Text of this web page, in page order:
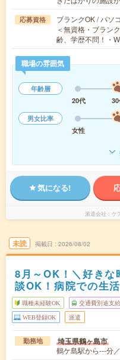
応募資格
ブランクOK / パソ
＜無資格・ブラン
齢、学歴不問！・
職場の雰囲気
年齢層
20代
男女比率
女性
気になる!
派遣会社 ケ
未読 掲載日 2026/08/02
8月～OK！＼好きな
談OK！病院での生
職種未経験OK 交通費別途支
WEB登録OK 派遣
勤務地 埼玉県鶴ヶ島市
鶴ケ島駅から---分